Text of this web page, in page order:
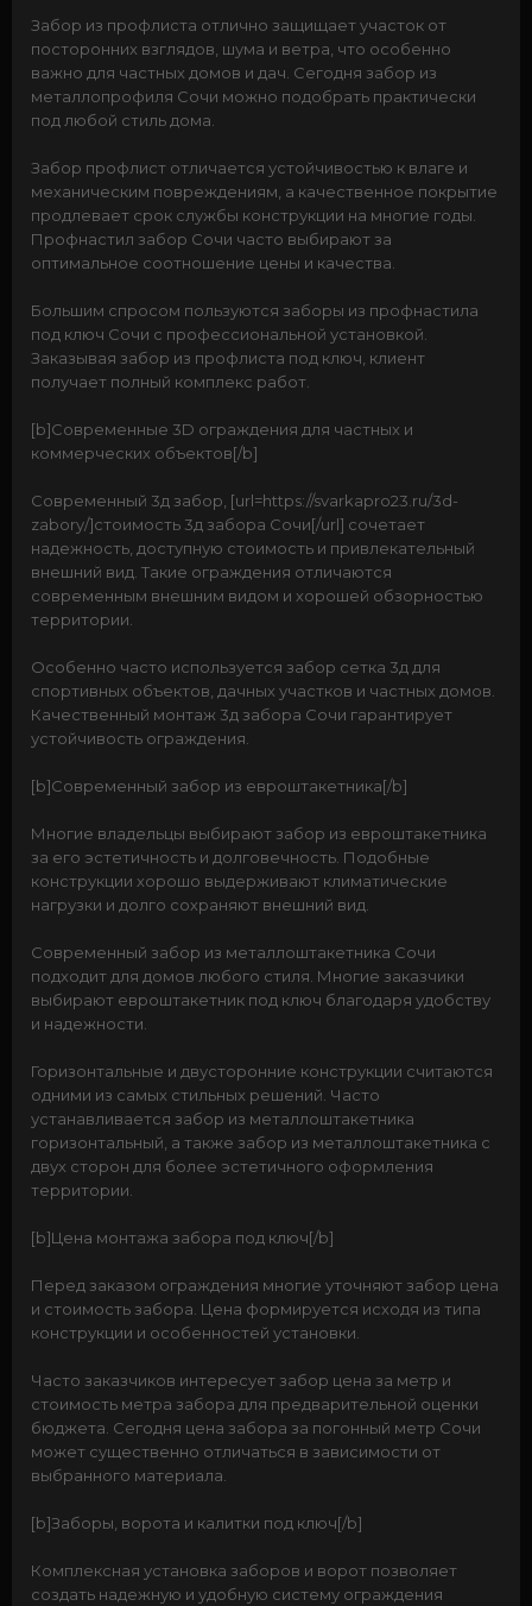
Забор из профлиста отлично защищает участок от
посторонних взглядов, шума и ветра, что особенно
важно для частных домов и дач. Сегодня забор из
металлопрофиля Сочи можно подобрать практически
под любой стиль дома.
Забор профлист отличается устойчивостью к влаге и
механическим повреждениям, а качественное покрытие
продлевает срок службы конструкции на многие годы.
Профнастил забор Сочи часто выбирают за
оптимальное соотношение цены и качества.
Большим спросом пользуются заборы из профнастила
под ключ Сочи с профессиональной установкой.
Заказывая забор из профлиста под ключ, клиент
получает полный комплекс работ.
[b]Современные 3D ограждения для частных и
коммерческих объектов[/b]
Современный 3д забор, [url=https://svarkapro23.ru/3d-
zabory/]стоимость 3д забора Сочи[/url] сочетает
надежность, доступную стоимость и привлекательный
внешний вид. Такие ограждения отличаются
современным внешним видом и хорошей обзорностью
территории.
Особенно часто используется забор сетка 3д для
спортивных объектов, дачных участков и частных домов.
Качественный монтаж 3д забора Сочи гарантирует
устойчивость ограждения.
[b]Современный забор из евроштакетника[/b]
Многие владельцы выбирают забор из евроштакетника
за его эстетичность и долговечность. Подобные
конструкции хорошо выдерживают климатические
нагрузки и долго сохраняют внешний вид.
Современный забор из металлоштакетника Сочи
подходит для домов любого стиля. Многие заказчики
выбирают евроштакетник под ключ благодаря удобству
и надежности.
Горизонтальные и двусторонние конструкции считаются
одними из самых стильных решений. Часто
устанавливается забор из металлоштакетника
горизонтальный, а также забор из металлоштакетника с
двух сторон для более эстетичного оформления
территории.
[b]Цена монтажа забора под ключ[/b]
Перед заказом ограждения многие уточняют забор цена
и стоимость забора. Цена формируется исходя из типа
конструкции и особенностей установки.
Часто заказчиков интересует забор цена за метр и
стоимость метра забора для предварительной оценки
бюджета. Сегодня цена забора за погонный метр Сочи
может существенно отличаться в зависимости от
выбранного материала.
[b]Заборы, ворота и калитки под ключ[/b]
Комплексная установка заборов и ворот позволяет
создать надежную и удобную систему ограждения